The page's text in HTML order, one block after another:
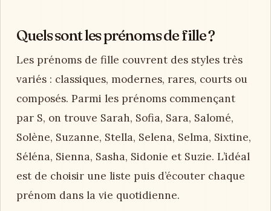
Quels sont les prénoms de fille ?
Les prénoms de fille couvrent des styles très
variés : classiques, modernes, rares, courts ou
composés. Parmi les prénoms commençant
par S, on trouve Sarah, Sofia, Sara, Salomé,
Solène, Suzanne, Stella, Selena, Selma, Sixtine,
Séléna, Sienna, Sasha, Sidonie et Suzie. L’idéal
est de choisir une liste puis d’écouter chaque
prénom dans la vie quotidienne.